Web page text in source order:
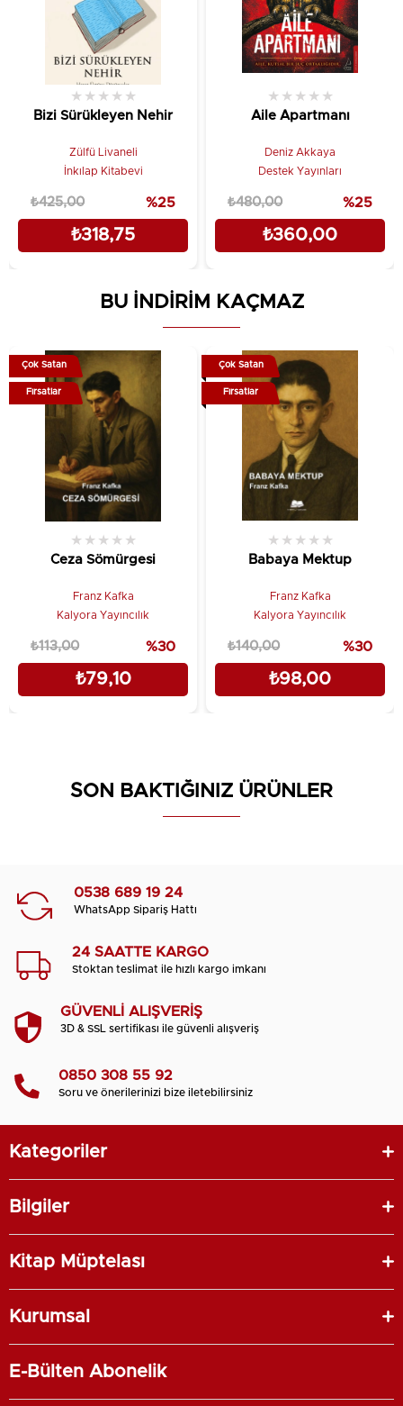
Bizi Sürükleyen Nehir
★ ★ ★ ★ ★
Zülfü Livaneli
İnkılap Kitabevi
₺318,75
₺425,00 %25
Aile Apartmanı
★ ★ ★ ★ ★
Deniz Akkaya
Destek Yayınları
₺360,00
₺480,00 %25
BU İNDİRİM KAÇMAZ
Ceza Sömürgesi
★ ★ ★ ★ ★
Franz Kafka
Kalyora Yayıncılık
₺79,10
₺113,00 %30
Çok Satan
Fırsatlar
Babaya Mektup
★ ★ ★ ★ ★
Franz Kafka
Kalyora Yayıncılık
₺98,00
₺140,00 %30
Çok Satan
Fırsatlar
SON BAKTIĞINIZ ÜRÜNLER
0538 689 19 24
WhatsApp Sipariş Hattı
24 SAATTE KARGO
Stoktan teslimat ile hızlı kargo imkanı
GÜVENLİ ALIŞVERİŞ
3D & SSL sertifikası ile güvenli alışveriş
0850 308 55 92
Soru ve önerilerinizi bize iletebilirsiniz
Kategoriler
Bilgiler
Kitap Müptelası
Kurumsal
E-Bülten Abonelik